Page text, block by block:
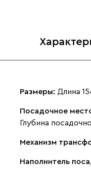
Размеры: Длина
Посадочное
Глубина
Механизм
Наполнитель